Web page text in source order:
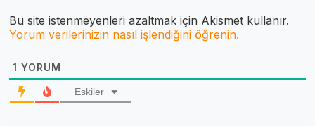
Bu site istenmeyenleri azaltmak için Akismet kullanır.
Yorum verilerinizin nasıl işlendiğini öğrenin.
1 YORUM
Eskiler